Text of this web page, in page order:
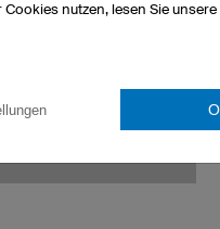
unser Team unter
nutzen, lesen Sie unsere